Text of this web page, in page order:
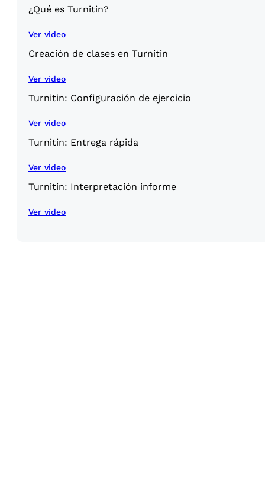
¿Qué es Turnitin?
Ver video
Creación de clases en Turnitin
Ver video
Turnitin: Configuración de ejercicio
Ver video
Turnitin: Entrega rápida
Ver video
Turnitin: Interpretación informe
Ver video